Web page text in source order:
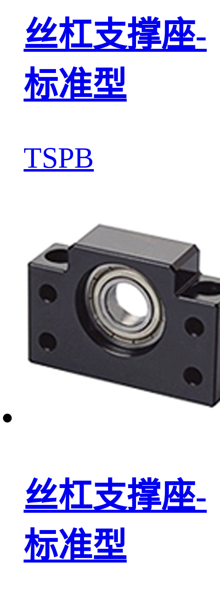
丝杠支撑座-
标准型
TSPB
丝杠支撑座-
标准型